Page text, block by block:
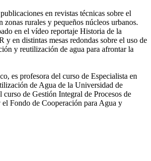
en revistas técnicas sobre el
zonas rurales y pequeños núcleos urbanos.
en el vídeo reportaje Historia de la
y en distintas mesas redondas sobre el uso de
y reutilización de agua para afrontar la
es profesora del curso de Especialista en
de Agua de la Universidad de
curso de Gestión Integral de Procesos de
Fondo de Cooperación para Agua y